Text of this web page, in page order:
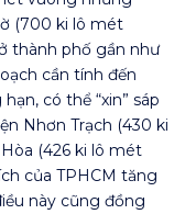
(700 ki lô mét
thành phố gần như
cần tính đến
có thể “xin” sáp
Nhơn Trạch (430 ki
(426 ki lô mét
của TPHCM tăng
này cũng đồng